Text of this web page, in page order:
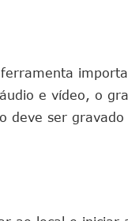
e vídeo, o
deve ser gravado